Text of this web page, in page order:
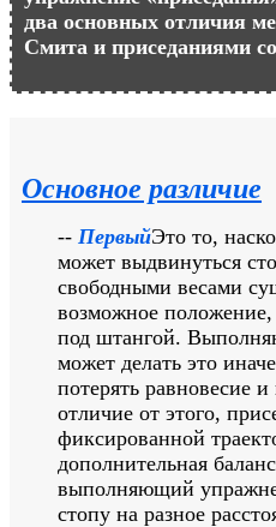
два основных отличия
Смита и приседаниями
Основное различие
-- ПервыйЭто то,
может выдвинуться
свободными весами
возможное положение,
под штангой.
может делать это
потерять равновесие
отличие от этого,
фиксированной
дополнительная
выполняющий
стопу на разное